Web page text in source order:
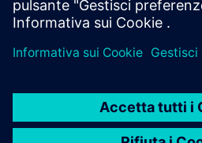
Privacy
Cookie Notice
Digital ID